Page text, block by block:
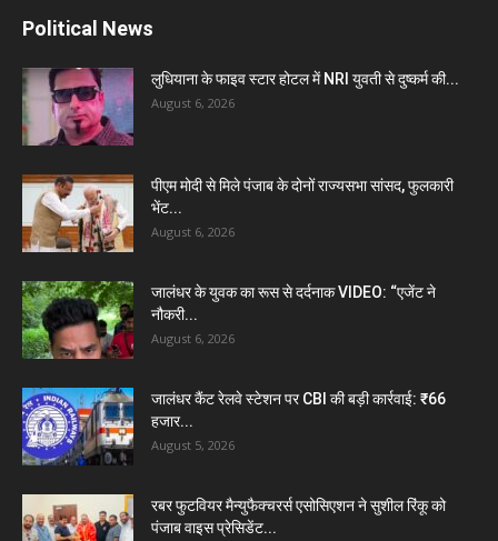
Political News
लुधियाना के फाइव स्टार होटल में NRI युवती से दुष्कर्म की...
August 6, 2026
पीएम मोदी से मिले पंजाब के दोनों राज्यसभा सांसद, फुलकारी
भेंट...
August 6, 2026
जालंधर के युवक का रूस से दर्दनाक VIDEO: “एजेंट ने
नौकरी...
August 6, 2026
जालंधर कैंट रेलवे स्टेशन पर CBI की बड़ी कार्रवाई: ₹66
हजार...
August 5, 2026
रबर फुटवियर मैन्युफैक्चरर्स एसोसिएशन ने सुशील रिंकू को
पंजाब वाइस प्रेसिडेंट...